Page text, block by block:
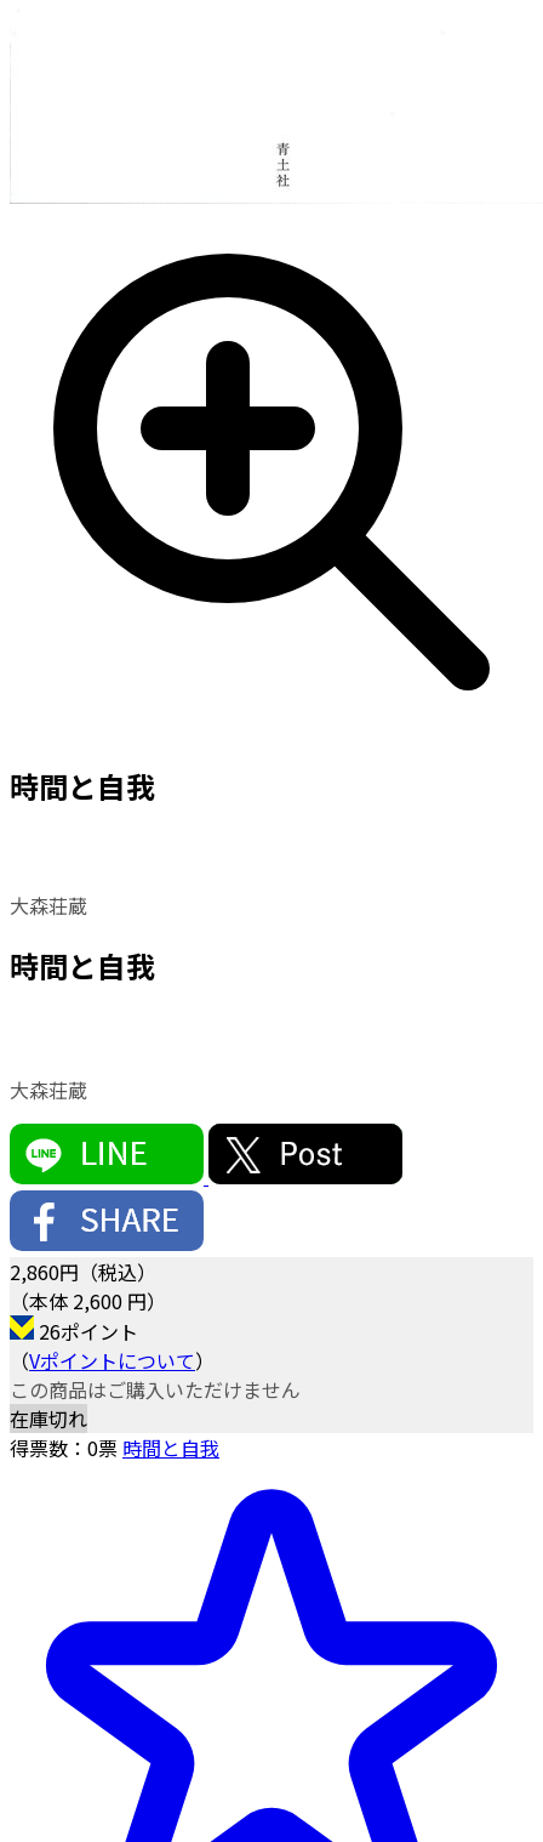
時間と自我
大森荘蔵
時間と自我
大森荘蔵
2,860円（税込）
（本体 2,600 円）
26ポイント
（Vポイントについて）
この商品はご購入いただけません
在庫切れ
得票数： 0票 時間と自我